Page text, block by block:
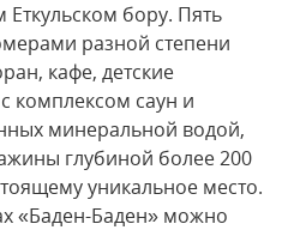
Еткульском бору. Пять
разной степени
кафе, детские
комплексом саун и
минеральной водой,
глубиной более 200
уникальное место.
«Баден-Баден» можно